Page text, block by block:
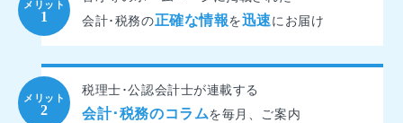
会計･税務の正確な情報を迅速 にお届け
税理士･公認会計士が連載する
会計･税務のコラムを毎月、ご案内